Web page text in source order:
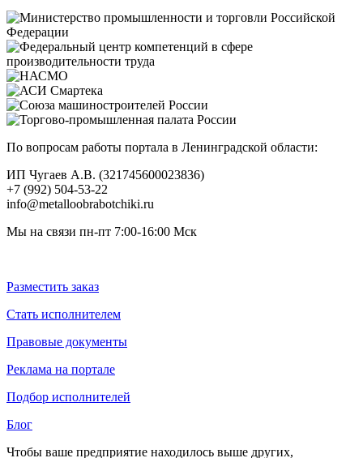
По вопросам работы портала в Ленинградской области:
ИП Чугаев А.В. (321745600023836)
+7 (992) 504-53-22
info@metalloobrabotchiki.ru
Мы на связи пн-пт 7:00-16:00 Мск
Разместить заказ
Стать исполнителем
Правовые документы
Реклама на портале
Подбор исполнителей
Блог
Чтобы ваше предприятие находилось выше других,